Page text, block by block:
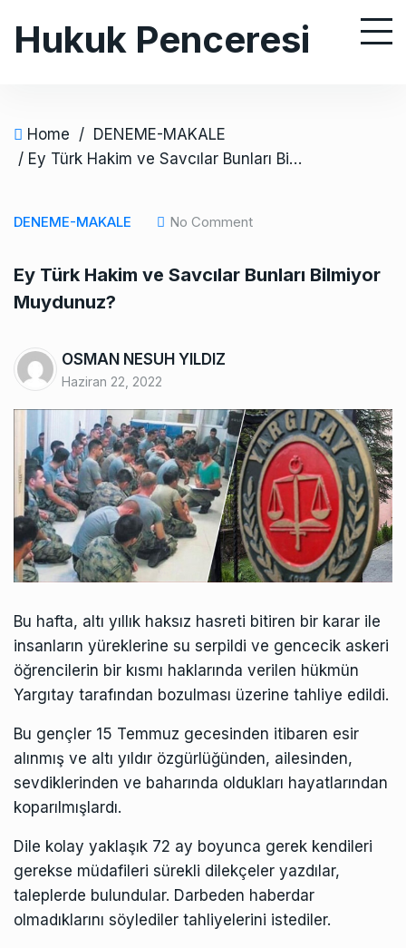
Hukuk Penceresi
Home / DENEME-MAKALE
/ Ey Türk Hakim ve Savcılar Bunları Bilmiyor Muydunuz?
DENEME-MAKALE No Comment
Ey Türk Hakim ve Savcılar Bunları Bilmiyor
Muydunuz?
OSMAN NESUH YILDIZ
Haziran 22, 2022
Bu hafta, altı yıllık haksız hasreti bitiren bir karar ile
insanların yüreklerine su serpildi ve gencecik askeri
öğrencilerin bir kısmı haklarında verilen hükmün
Yargıtay tarafından bozulması üzerine tahliye edildi.
Bu gençler 15 Temmuz gecesinden itibaren esir
alınmış ve altı yıldır özgürlüğünden, ailesinden,
sevdiklerinden ve baharında oldukları hayatlarından
koparılmışlardı.
Dile kolay yaklaşık 72 ay boyunca gerek kendileri
gerekse müdafileri sürekli dilekçeler yazdılar,
taleplerde bulundular. Darbeden haberdar
olmadıklarını söylediler tahliyelerini istediler.